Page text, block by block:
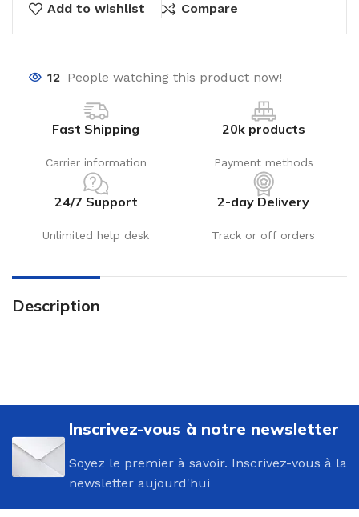
Add to wishlist Compare
12 People watching this product now!
Fast Shipping
Carrier information
20k products
Payment methods
24/7 Support
Unlimited help desk
2-day Delivery
Track or off orders
Description
Inscrivez-vous à notre newsletter
Soyez le premier à savoir. Inscrivez-vous à la
newsletter aujourd'hui